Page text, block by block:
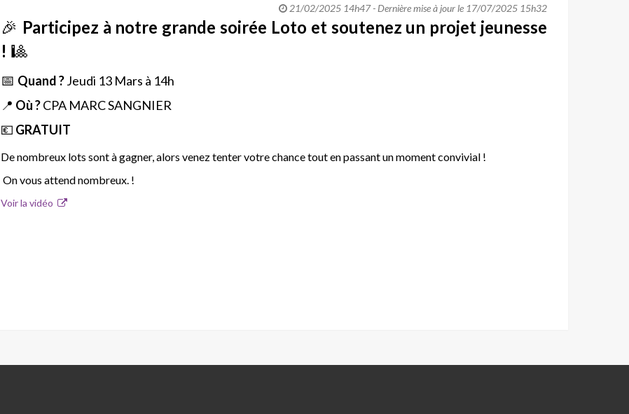
21/02/2025 14h47 - Dernière mise à jour le 17/07/2025 15h32
🎉 Participez à notre grande soirée Loto et soutenez un projet jeunesse
! 🎱
📅 Quand ?Jeudi 13 Mars à 14h
📍 Où ?CPA MARC SANGNIER
💶 GRATUIT
De nombreux lots sont à gagner, alors venez tenter votre chance tout en passant un moment convivial !
On vous attend nombreux. !
Voir la vidéo